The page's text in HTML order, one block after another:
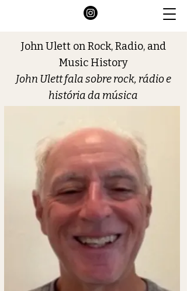
John Ulett on Rock, Radio, and
Music History
John Ulett fala sobre rock, rádio e
história da música